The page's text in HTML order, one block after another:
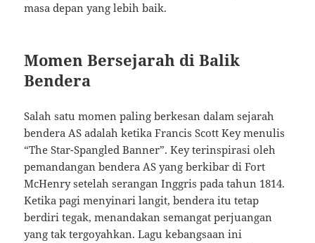
masa depan yang lebih baik.
Momen Bersejarah di Balik
Bendera
Salah satu momen paling berkesan dalam sejarah
bendera AS adalah ketika Francis Scott Key menulis
“The Star-Spangled Banner”. Key terinspirasi oleh
pemandangan bendera AS yang berkibar di Fort
McHenry setelah serangan Inggris pada tahun 1814.
Ketika pagi menyinari langit, bendera itu tetap
berdiri tegak, menandakan semangat perjuangan
yang tak tergoyahkan. Lagu kebangsaan ini